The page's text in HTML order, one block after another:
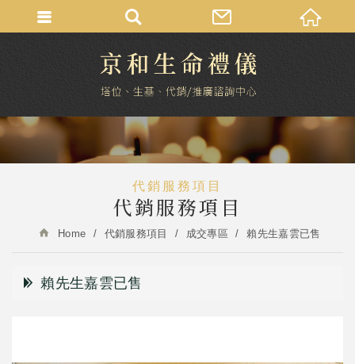
Home 代銷服務項目 成交專區 賴先生嘉雲已售
代銷服務項目
代銷服務項目
賴先生嘉雲已售